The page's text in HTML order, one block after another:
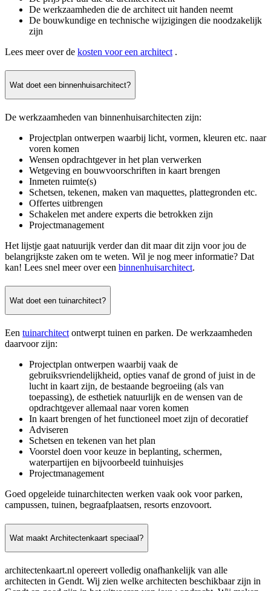
De werkzaamheden die de architect uit handen neemt
De bouwkundige en technische wijzigingen die noodzakelijk
zijn
Lees meer over de kosten voor een architect .
Wat doet een binnenhuisarchitect?
De werkzaamheden van binnenhuisarchitecten zijn:
Projectplan ontwerpen waarbij licht, vormen, kleuren etc. naar
voren komen
Wensen opdrachtgever in het plan verwerken
Wetgeving en bouwvoorschriften in kaart brengen
Inmeten ruimte(s)
Schetsen, tekenen, maken van maquettes, plattegronden etc.
Offertes uitbrengen
Schakelen met andere experts die betrokken zijn
Projectmanagement
Het lijstje gaat natuurijk verder dan dit maar dit zijn voor jou de
belangrijkste zaken om te weten. Wil je nog meer informatie? Dat
kan! Lees snel meer over een binnenhuisarchitect.
Wat doet een tuinarchitect?
Een tuinarchitect ontwerpt tuinen en parken. De werkzaamheden
daarvoor zijn:
Projectplan ontwerpen waarbij vaak de
gebruiksvriendelijkheid, opties vanaf de grond of juist in de
lucht in kaart zijn, de bestaande begroeiing (als van
toepassing), de esthetiek natuurlijk en de wensen van de
opdrachtgever allemaal naar voren komen
In kaart brengen of het functioneel moet zijn of decoratief
Adviseren
Schetsen en tekenen van het plan
Voorstel doen voor keuze in beplanting, schermen,
waterpartijen en bijvoorbeeld tuinhuisjes
Projectmanagement
Goed opgeleide tuinarchitecten werken vaak ook voor parken,
campussen, tuinen, begraafplaatsen, resorts enzovoort.
Wat maakt Architectenkaart speciaal?
architectenkaart.nl opereert volledig onafhankelijk van alle
architecten in Gendt. Wij zien welke architecten beschikbaar zijn in